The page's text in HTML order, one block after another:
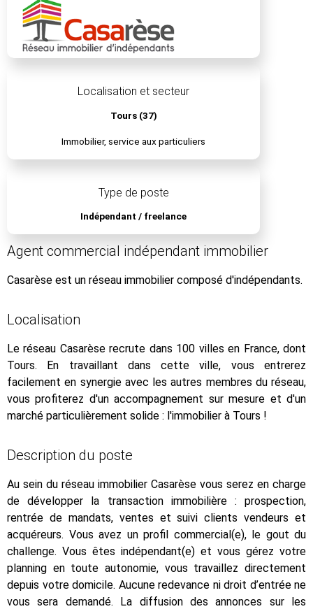
Localisation et secteur
Tours (37)
Immobilier, service aux particuliers
Type de poste
Indépendant / freelance
Agent commercial indépendant immobilier
Casarèse est un réseau immobilier composé d'indépendants.
Localisation
Le réseau Casarèse recrute dans 100 villes en France, dont
Tours. En travaillant dans cette ville, vous entrerez
facilement en synergie avec les autres membres du réseau,
vous profiterez d'un accompagnement sur mesure et d'un
marché particulièrement solide : l'immobilier à Tours !
Description du poste
Au sein du réseau immobilier Casarèse vous serez en charge
de développer la transaction immobilière : prospection,
rentrée de mandats, ventes et suivi clients vendeurs et
acquéreurs. Vous avez un profil commercial(e), le gout du
challenge. Vous êtes indépendant(e) et vous gérez votre
planning en toute autonomie, vous travaillez directement
depuis votre domicile. Aucune redevance ni droit d’entrée ne
vous sera demandé. La diffusion des annonces sur les